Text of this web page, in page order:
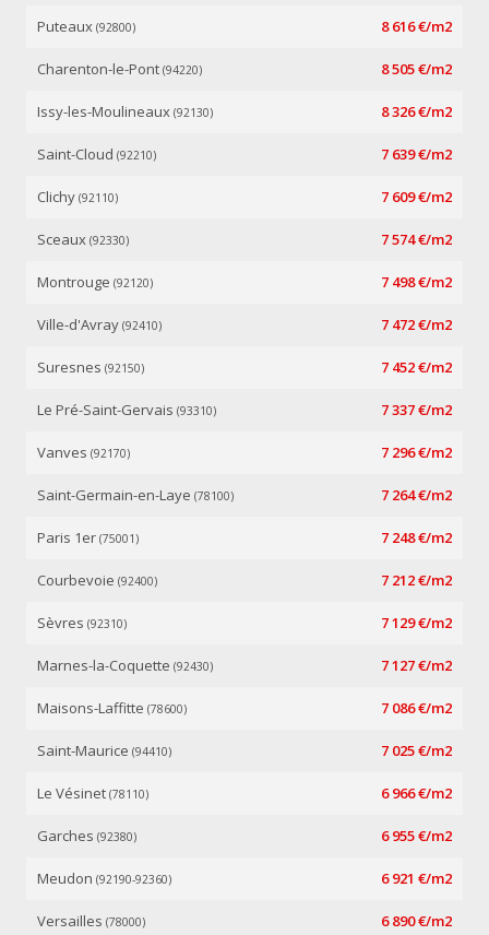
Puteaux (92800) 8 616 €/m2
Charenton-le-Pont (94220) 8 505 €/m2
Issy-les-Moulineaux (92130) 8 326 €/m2
Saint-Cloud (92210) 7 639 €/m2
Clichy (92110) 7 609 €/m2
Sceaux (92330) 7 574 €/m2
Montrouge (92120) 7 498 €/m2
Ville-d'Avray (92410) 7 472 €/m2
Suresnes (92150) 7 452 €/m2
Le Pré-Saint-Gervais (93310) 7 337 €/m2
Vanves (92170) 7 296 €/m2
Saint-Germain-en-Laye (78100) 7 264 €/m2
Paris 1er (75001) 7 248 €/m2
Courbevoie (92400) 7 212 €/m2
Sèvres (92310) 7 129 €/m2
Marnes-la-Coquette (92430) 7 127 €/m2
Maisons-Laffitte (78600) 7 086 €/m2
Saint-Maurice (94410) 7 025 €/m2
Le Vésinet (78110) 6 966 €/m2
Garches (92380) 6 955 €/m2
Meudon (92190-92360) 6 921 €/m2
Versailles (78000) 6 890 €/m2